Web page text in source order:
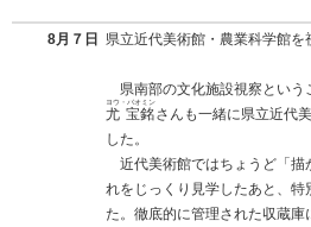
8月７日 県立近代美術館・農業科学館を
県南部の文化施設視察という
尤 宝銘
ヨウ・バオミン
さんも一緒に県立近代
した。
近代美術館ではちょうど「描
れをじっくり見学したあと、特
た。徹底的に管理された収蔵庫